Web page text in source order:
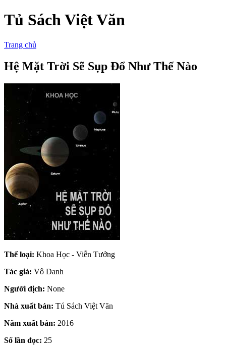
Tủ Sách Việt Văn
Trang chủ
Hệ Mặt Trời Sẽ Sụp Đổ Như Thế Nào
Thể loại: Khoa Học - Viễn Tưởng
Tác giả: Vô Danh
Người dịch: None
Nhà xuất bản: Tú Sách Việt Văn
Năm xuất bản: 2016
Số lần đọc: 25